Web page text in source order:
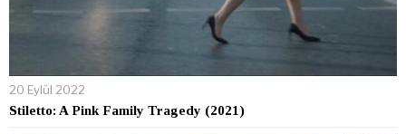
20 Eylül 2022
Stiletto: A Pink Family Tragedy (2021)